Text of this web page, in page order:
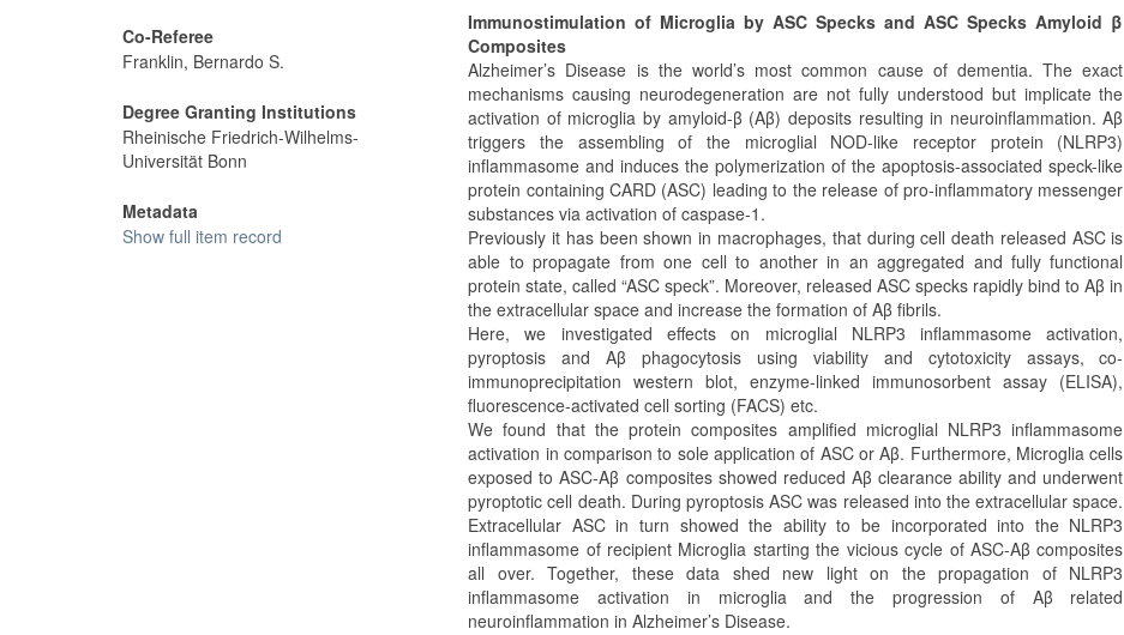
Co-Referee
Franklin, Bernardo S.
Degree Granting Institutions
Rheinische Friedrich-Wilhelms-
Universität Bonn
Metadata
Show full item record
Immunostimulation of Microglia by ASC Specks and ASC Specks Amyloid β
Composites
Alzheimer’s Disease is the world’s most common cause of dementia. The exact
mechanisms causing neurodegeneration are not fully understood but implicate the
activation of microglia by amyloid-β (Aβ) deposits resulting in neuroinflammation. Aβ
triggers the assembling of the microglial NOD-like receptor protein (NLRP3)
inflammasome and induces the polymerization of the apoptosis-associated speck-like
protein containing CARD (ASC) leading to the release of pro-inflammatory messenger
substances via activation of caspase-1.
Previously it has been shown in macrophages, that during cell death released ASC is
able to propagate from one cell to another in an aggregated and fully functional
protein state, called “ASC speck”. Moreover, released ASC specks rapidly bind to Aβ in
the extracellular space and increase the formation of Aβ fibrils.
Here, we investigated effects on microglial NLRP3 inflammasome activation,
pyroptosis and Aβ phagocytosis using viability and cytotoxicity assays, co-
immunoprecipitation western blot, enzyme-linked immunosorbent assay (ELISA),
fluorescence-activated cell sorting (FACS) etc.
We found that the protein composites amplified microglial NLRP3 inflammasome
activation in comparison to sole application of ASC or Aβ. Furthermore, Microglia cells
exposed to ASC-Aβ composites showed reduced Aβ clearance ability and underwent
pyroptotic cell death. During pyroptosis ASC was released into the extracellular space.
Extracellular ASC in turn showed the ability to be incorporated into the NLRP3
inflammasome of recipient Microglia starting the vicious cycle of ASC-Aβ composites
all over. Together, these data shed new light on the propagation of NLRP3
inflammasome activation in microglia and the progression of Aβ related
neuroinflammation in Alzheimer’s Disease.